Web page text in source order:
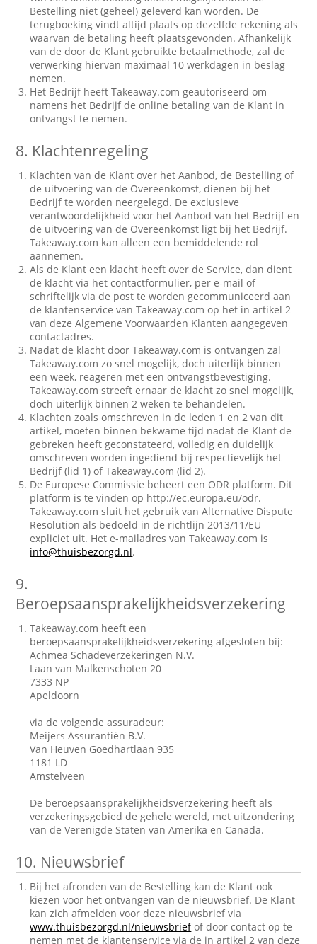
Bestelling niet (geheel) geleverd kan worden. De
terugboeking vindt altijd plaats op dezelfde rekening als
waarvan de betaling heeft plaatsgevonden. Afhankelijk
van de door de Klant gebruikte betaalmethode, zal de
verwerking hiervan maximaal 10 werkdagen in beslag
nemen.
Het Bedrijf heeft Takeaway.com geautoriseerd om
namens het Bedrijf de online betaling van de Klant in
ontvangst te nemen.
8. Klachtenregeling
Klachten van de Klant over het Aanbod, de Bestelling of
de uitvoering van de Overeenkomst, dienen bij het
Bedrijf te worden neergelegd. De exclusieve
verantwoordelijkheid voor het Aanbod van het Bedrijf en
de uitvoering van de Overeenkomst ligt bij het Bedrijf.
Takeaway.com kan alleen een bemiddelende rol
aannemen.
Als de Klant een klacht heeft over de Service, dan dient
de klacht via het contactformulier, per e-mail of
schriftelijk via de post te worden gecommuniceerd aan
de klantenservice van Takeaway.com op het in artikel 2
van deze Algemene Voorwaarden Klanten aangegeven
contactadres.
Nadat de klacht door Takeaway.com is ontvangen zal
Takeaway.com zo snel mogelijk, doch uiterlijk binnen
een week, reageren met een ontvangstbevestiging.
Takeaway.com streeft ernaar de klacht zo snel mogelijk,
doch uiterlijk binnen 2 weken te behandelen.
Klachten zoals omschreven in de leden 1 en 2 van dit
artikel, moeten binnen bekwame tijd nadat de Klant de
gebreken heeft geconstateerd, volledig en duidelijk
omschreven worden ingediend bij respectievelijk het
Bedrijf (lid 1) of Takeaway.com (lid 2).
De Europese Commissie beheert een ODR platform. Dit
platform is te vinden op http://ec.europa.eu/odr.
Takeaway.com sluit het gebruik van Alternative Dispute
Resolution als bedoeld in de richtlijn 2013/11/EU
expliciet uit. Het e-mailadres van Takeaway.com is
info@thuisbezorgd.nl.
9.
Beroepsaansprakelijkheidsverzekering
Takeaway.com heeft een
beroepsaansprakelijkheidsverzekering afgesloten bij:
Achmea Schadeverzekeringen N.V.
Laan van Malkenschoten 20
7333 NP
Apeldoorn
via de volgende assuradeur:
Meijers Assurantiën B.V.
Van Heuven Goedhartlaan 935
1181 LD
Amstelveen
De beroepsaansprakelijkheidsverzekering heeft als
verzekeringsgebied de gehele wereld, met uitzondering
van de Verenigde Staten van Amerika en Canada.
10. Nieuwsbrief
Bij het afronden van de Bestelling kan de Klant ook
kiezen voor het ontvangen van de nieuwsbrief. De Klant
kan zich afmelden voor deze nieuwsbrief via
www.thuisbezorgd.nl/nieuwsbriefof door contact op te
nemen met de klantenservice via de in artikel 2 van deze